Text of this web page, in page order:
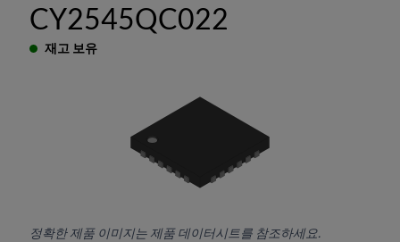
CY2545QC022
재고 보유
정확한 제품 이미지는 제품 데이터시트를 참조하세요.